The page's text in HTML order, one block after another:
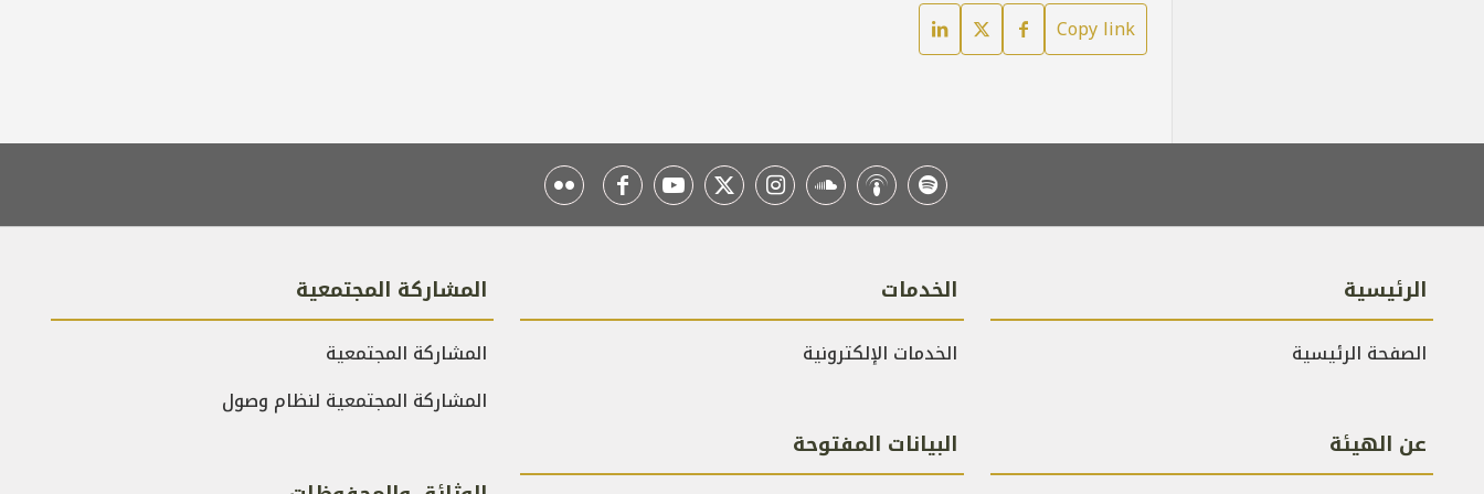
Copy link
الرئيسية
الصفحة الرئيسية
عن الهيئة
الخدمات
الخدمات الإلكترونية
البيانات المفتوحة
المشاركة المجتمعية
المشاركة المجتمعية
المشاركة المجتمعية لنظام وصول